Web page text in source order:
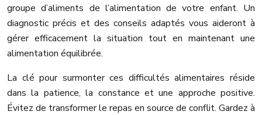
groupe d’aliments de l’alimentation de votre enfant. Un
diagnostic précis et des conseils adaptés vous aideront à
gérer efficacement la situation tout en maintenant une
alimentation équilibrée.
La clé pour surmonter ces difficultés alimentaires réside
dans la patience, la constance et une approche positive.
Évitez de transformer le repas en source de conflit. Gardez à